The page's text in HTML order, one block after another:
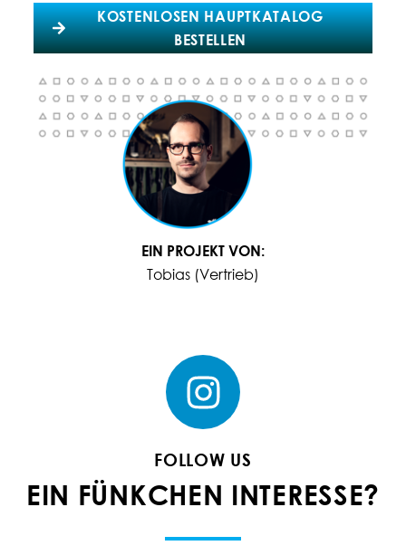
KOSTENLOSEN HAUPTKATALOG
BESTELLEN
EIN PROJEKT VON:
Tobias (Vertrieb)
FOLLOW US
EIN FÜNKCHEN INTERESSE?